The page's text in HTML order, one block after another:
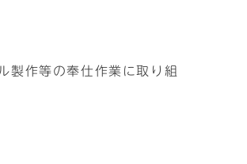
製作等の奉仕作業に取り組